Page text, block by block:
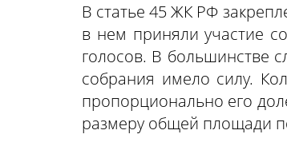
В статье 45 ЖК РФ
в нем приняли участие
голосов. В большинстве
собрания имело силу.
пропорционально его
размеру общей площади